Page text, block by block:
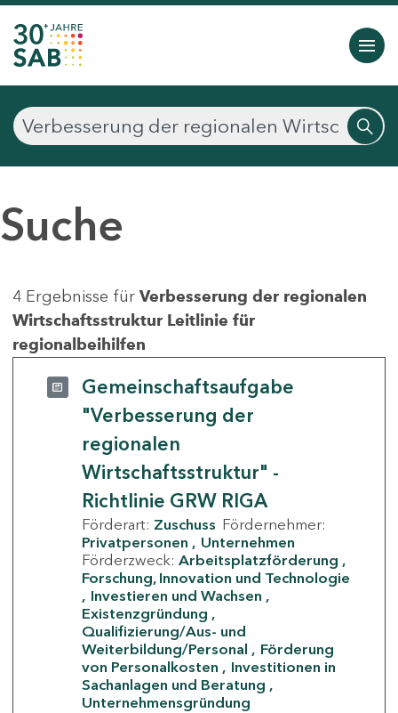
Suche
4 Ergebnisse für Verbesserung der regionalen
Wirtschaftsstruktur Leitlinie für
regionalbeihilfen
Gemeinschaftsaufgabe
"Verbesserung der
regionalen
Wirtschaftsstruktur" -
Richtlinie GRW RIGA
Förderart: Zuschuss Fördernehmer:
Privatpersonen
Unternehmen
Förderzweck: Arbeitsplatzförderung
Forschung, Innovation und Technologie
Investieren und Wachsen
Existenzgründung
Qualifizierung/Aus- und
Weiterbildung/Personal
Förderung
von Personalkosten
Investitionen in
Sachanlagen und Beratung
Unternehmensgründung